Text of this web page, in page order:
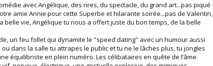
avec Angélique, des rires, du spectacle, du grand art...pas piqué
amie Annie pour cette Superbe et hilarante soirée...pas de Valentin,
belle vie, Angélique tu nous a offert juste du bon temps, de la belle
un feu follet qui dynamite le "speed dating" avec un humour aussi
dans la salle tu attrapes le public et tu ne le lâches plus, tu jongles
équilibriste en plein numéro. Les célibataires en quête de l’âme